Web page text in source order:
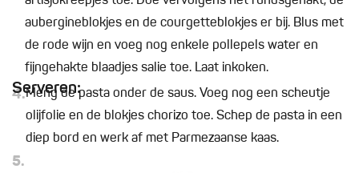
aubergineblokjes en de courgetteblokjes er bij. Blus met
de rode wijn en voeg nog enkele pollepels water en
fijngehakte blaadjes salie toe. Laat inkoken.
Serveren:
4.Meng de pasta onder de saus. Voeg nog een scheutje
olijfolie en de blokjes chorizo toe. Schep de pasta in een
diep bord en werk af met Parmezaanse kaas.
5.